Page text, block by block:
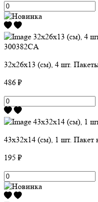
32х26х13 (см), 4 шт.
486 ₽
43х32х14 (см), 1 шт. Пакет
195 ₽